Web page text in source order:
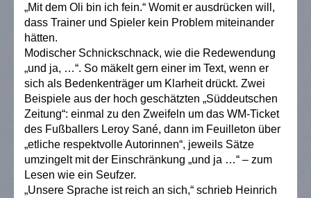
„Mit dem Oli bin ich fein.“ Womit er ausdrücken will,
dass Trainer und Spieler kein Problem miteinander
hätten.
Modischer Schnickschnack, wie die Redewendung
„und ja, …“. So mäkelt gern einer im Text, wenn er
sich als Bedenkenträger um Klarheit drückt. Zwei
Beispiele aus der hoch geschätzten „Süddeutschen
Zeitung“: einmal zu den Zweifeln um das WM-Ticket
des Fußballers Leroy Sané, dann im Feuilleton über
„etliche respektvolle Autorinnen“, jeweils Sätze
umzingelt mit der Einschränkung „und ja …“ – zum
Lesen wie ein Seufzer.
„Unsere Sprache ist reich an sich,“ schrieb Heinrich